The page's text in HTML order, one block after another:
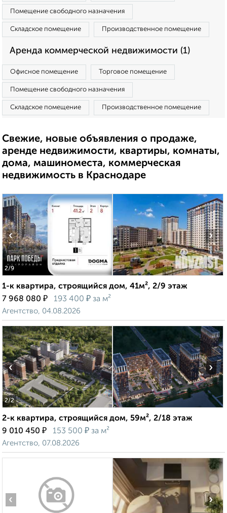
Помещение свободного назначения
Складское помещение Производственное помещение
Аренда коммерческой недвижимости (1)
Офисное помещение Торговое помещение
Помещение свободного назначения
Складское помещение Производственное помещение
Свежие, новые объявления о продаже,
аренде недвижимости, квартиры, комнаты,
дома, машиноместа, коммерческая
недвижимость в Краснодаре
2/9
‹ ›
1-к квартира, строящийся дом, 41м², 2/9 этаж
7 968 080 ₽ 193 400 ₽ за м²
Агентство, 04.08.2026
2/2
‹ ›
2-к квартира, строящийся дом, 59м², 2/18 этаж
9 010 450 ₽ 153 500 ₽ за м²
Агентство, 07.08.2026
‹ ›